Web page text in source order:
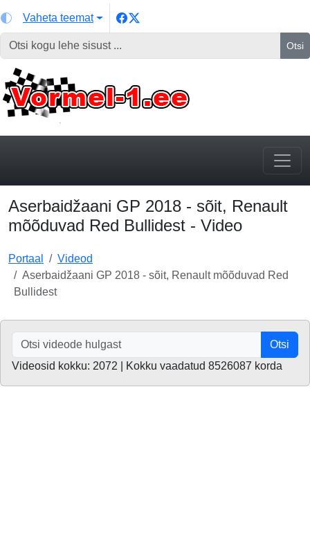
Vaheta teemat
Otsi
Aserbaidžaani GP 2018 - sõit, Renault
mõõduvad Red Bullidest - Video
Portaal
Videod
Aserbaidžaani GP 2018 - sõit, Renault mõõduvad Red
Bullidest
Otsi
Videosid kokku: 2072 | Kokku vaadatud 8526087 korda